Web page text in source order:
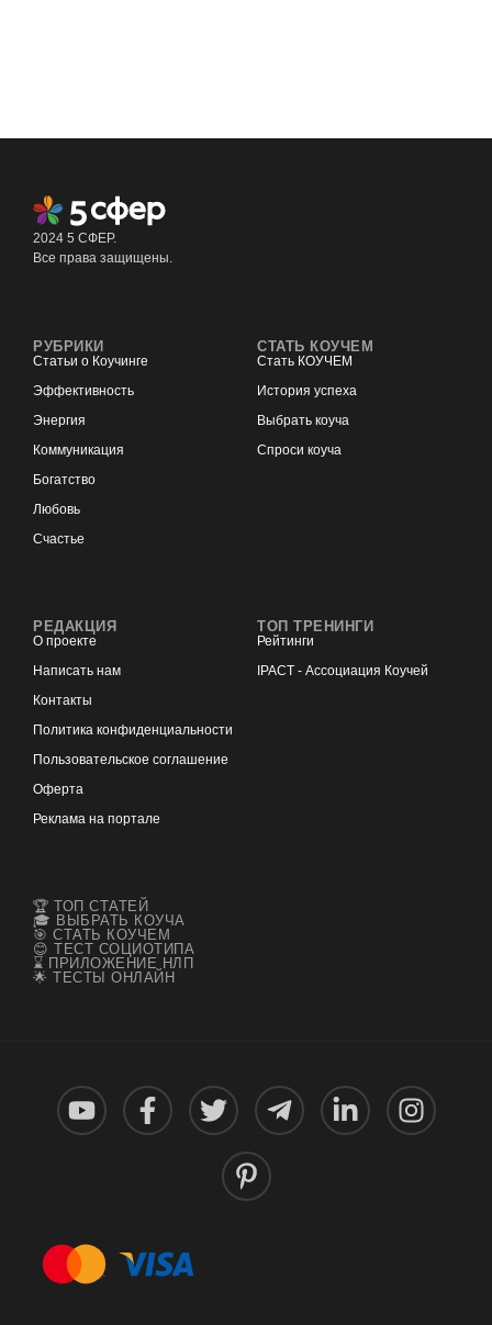
2024 5 СФЕР.
Все права защищены.
РУБРИКИ
Статьи о Коучинге
Эффективность
Энергия
Коммуникация
Богатство
Любовь
Счастье
СТАТЬ КОУЧЕМ
Стать КОУЧЕМ
История успеха
Выбрать коуча
Спроси коуча
РЕДАКЦИЯ
О проекте
Написать нам
Контакты
Политика конфиденциальности
Пользовательское соглашение
Оферта
Реклама на портале
ТОП ТРЕНИНГИ
Рейтинги
IPACT - Ассоциация Коучей
🏆 ТОП СТАТЕЙ
🎓 ВЫБРАТЬ КОУЧА
🎯 СТАТЬ КОУЧЕМ
😊 ТЕСТ СОЦИОТИПА
⌛ ПРИЛОЖЕНИЕ НЛП
🌟 ТЕСТЫ ОНЛАЙН